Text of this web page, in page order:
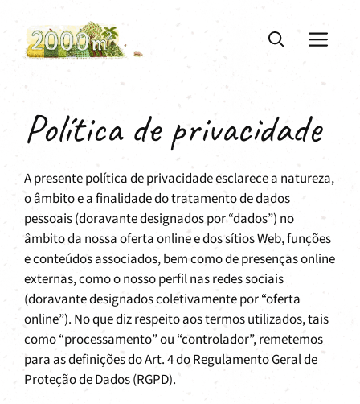
Política de privacidade
A presente política de privacidade esclarece a natureza,
o âmbito e a finalidade do tratamento de dados
pessoais (doravante designados por “dados”) no
âmbito da nossa oferta online e dos sítios Web, funções
e conteúdos associados, bem como de presenças online
externas, como o nosso perfil nas redes sociais
(doravante designados coletivamente por “oferta
online”). No que diz respeito aos termos utilizados, tais
como “processamento” ou “controlador”, remetemos
para as definições do Art. 4 do Regulamento Geral de
Proteção de Dados (RGPD).